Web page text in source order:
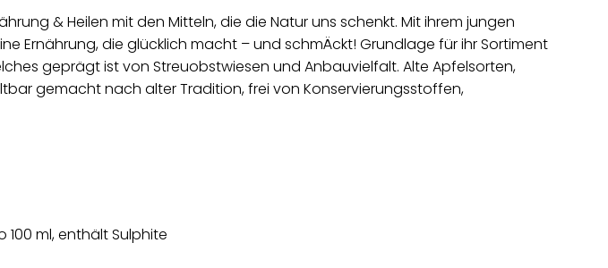
& Heilen mit den Mitteln, die die Natur uns schenkt. Mit ihrem jungen
Ernährung, die glücklich macht – und schmÄckt! Grundlage für ihr Sortiment
geprägt ist von Streuobstwiesen und Anbauvielfalt. Alte Apfelsorten,
gemacht nach alter Tradition, frei von Konservierungsstoffen,
100 ml, enthält Sulphite